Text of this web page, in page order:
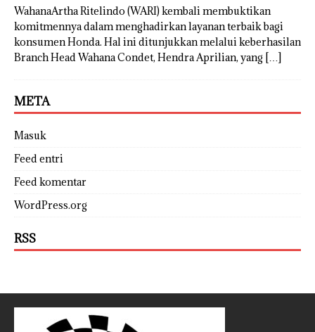
WahanaArtha Ritelindo (WARI) kembali membuktikan
komitmennya dalam menghadirkan layanan terbaik bagi
konsumen Honda. Hal ini ditunjukkan melalui keberhasilan
Branch Head Wahana Condet, Hendra Aprilian, yang […]
META
Masuk
Feed entri
Feed komentar
WordPress.org
RSS